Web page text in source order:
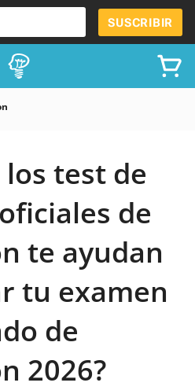
SUSCRIBIR
los test de
de
te ayudan
tu examen
de
2026?